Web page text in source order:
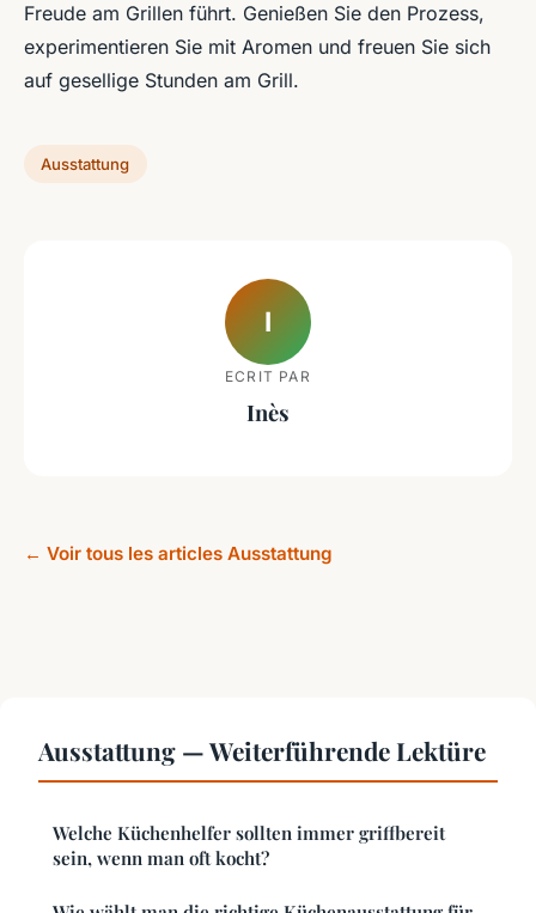
Freude am Grillen führt. Genießen Sie den Prozess,
experimentieren Sie mit Aromen und freuen Sie sich
auf gesellige Stunden am Grill.
Ausstattung
I
ECRIT PAR
Inès
← Voir tous les articles Ausstattung
Ausstattung — Weiterführende Lektüre
Welche Küchenhelfer sollten immer griffbereit
sein, wenn man oft kocht?